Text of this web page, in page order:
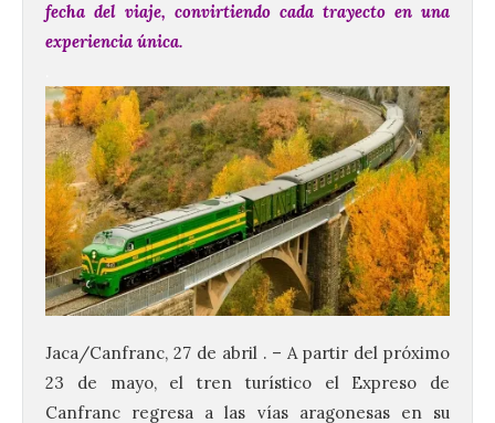
fecha del viaje, convirtiendo cada trayecto en una
experiencia única.
Jaca/Canfranc, 27 de abril . – A partir del próximo
23 de mayo, el tren turístico el Expreso de
Canfranc regresa a las vías aragonesas en su